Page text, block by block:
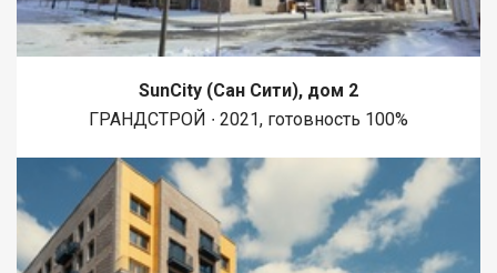
SunCity (Сан Сити), дом 2
ГРАНДСТРОЙ ∙ 2021, готовность 100%